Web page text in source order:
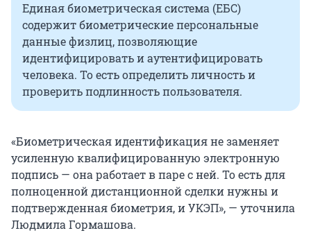
Единая биометрическая система (ЕБС)
содержит биометрические персональные
данные физлиц, позволяющие
идентифицировать и аутентифицировать
человека. То есть определить личность и
проверить подлинность пользователя.
«Биометрическая идентификация не заменяет
усиленную квалифицированную электронную
подпись — она работает в паре с ней. То есть для
полноценной дистанционной сделки нужны и
подтвержденная биометрия, и УКЭП», — уточнила
Людмила Гормашова.